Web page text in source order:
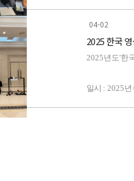
-LI-190R /
-LI-180 (광 스
-LI-850 (CO2 /
-LI-850 (CO2
-LI-7815
전시품목:
2025 한국
2025년도'한
일시 : 2025년
04-02